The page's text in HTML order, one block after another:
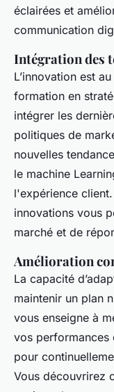
éclairées et
communication
Intégration des
L’innovation est
formation en
intégrer les
politiques de
nouvelles
le machine
l'expérience
innovations vous
marché et de
Amélioration
La capacité
maintenir un plan
vous enseigne à
vos performances
pour
Vous découvrirez